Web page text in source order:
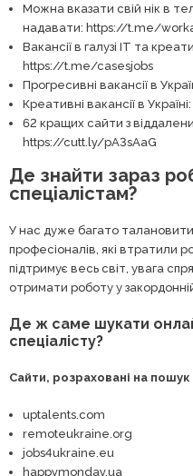
Можна вказати свій нік в
надавати: https://t.me/
Вакансії в галузі IT та
https://t.me/casesjobs
Прогресивні вакансії в
Креативні вакансії в
62 кращих сайти з
https://cutt.ly/pA3sAaG
Де знайти зараз
спеціалістам?
У нас дуже багато
професіоналів, які втратили
підтримує весь світ, увага
отримати роботу у
Де ж саме шукати
спеціалісту?
Сайти, розраховані на
uptalents.com
remoteukraine.org
jobs4ukraine.eu
happymonday.ua